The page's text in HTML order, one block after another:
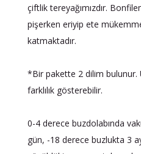
çiftlik tereyağımızdır.
pişerken eriyip ete
katmaktadır.
*Bir pakette 2 dilim bulunur.
farklılık gösterebilir.
0-4 derece buzdolabında
gün, -18 derece buzlukta 3